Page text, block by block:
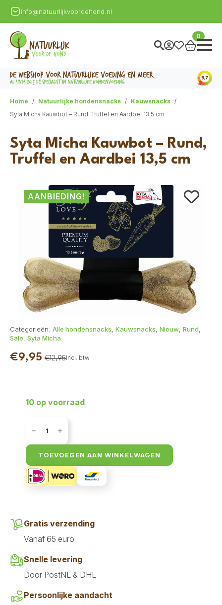
info@natuurlijkvoordehond.nl
0
Home Natuurlijke hondensnacks
Kauwsnacks
Syta Micha Kauwbot – Rund, Truffel en Aardbei 13,5 cm
Syta Micha Kauwbot – Rund,
Truffel en Aardbei 13,5 cm
AANBIEDING!
Categorieën: Alle hondensnacks, Kauwsnacks, Nieuw, Rund,
Sale, Syta Micha
€12,95
Oorspronkelijke
€12,95.
€9,95
Huidige
€9,95.
Incl. btw
10 op voorraad
Micha
Kauwbot
-
Rund,
Truffel
en
Aardbei
13,5
TOEVOEGEN AAN WINKELWAGEN
Gratis verzending
Vanaf 65 euro
Snelle levering
Door PostNL & DHL
Persoonlijke aandacht